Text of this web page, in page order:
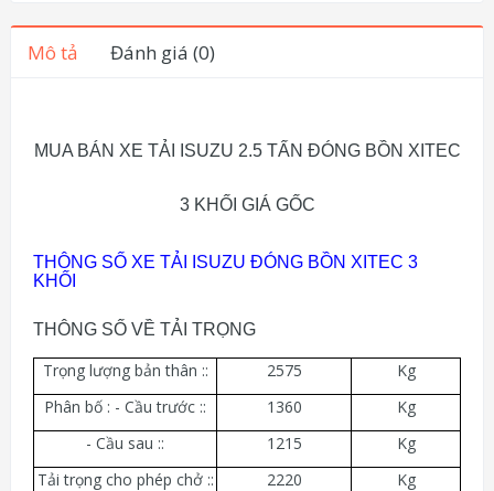
Mô tả Đánh giá (0)
MUA BÁN XE TẢI ISUZU 2.5 TẤN ĐÓNG BỒN XITEC
3 KHỐI GIÁ GỐC
THÔNG SỐ XE TẢI ISUZU ĐÓNG BỒN XITEC 3
KHỐI
THÔNG SỐ VỀ TẢI TRỌNG
Trọng lượng bản thân :: 2575
Kg
Phân bố : - Cầu trước ::
1360
Kg
- Cầu sau ::
1215
Kg
Tải trọng cho phép chở ::
2220
Kg